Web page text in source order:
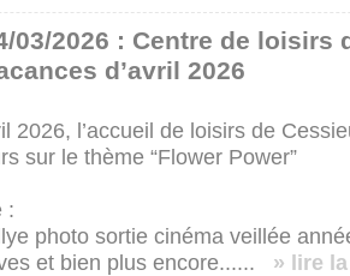
03/2026 : Centre de loisirs
d’avril 2026
2026, l’accueil de loisirs de
sur le thème “Flower Power”
:
photo sortie cinéma veillée
et bien plus encore......
» lire